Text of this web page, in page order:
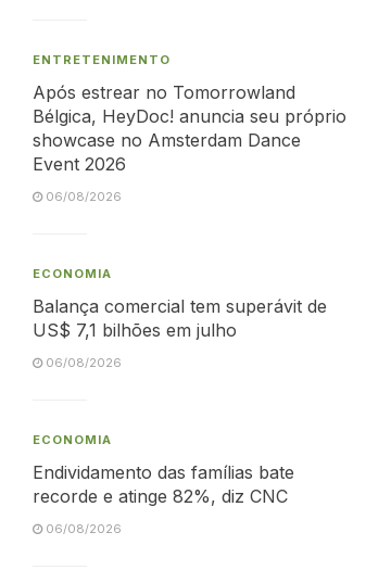
ENTRETENIMENTO
Após estrear no Tomorrowland
Bélgica, HeyDoc! anuncia seu próprio
showcase no Amsterdam Dance
Event 2026
06/08/2026
ECONOMIA
Balança comercial tem superávit de
US$ 7,1 bilhões em julho
06/08/2026
ECONOMIA
Endividamento das famílias bate
recorde e atinge 82%, diz CNC
06/08/2026